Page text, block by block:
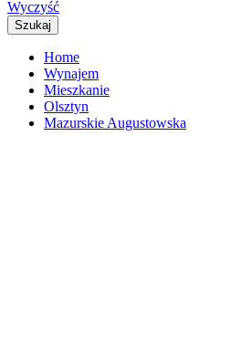
Wyczyść
Szukaj
Home
Wynajem
Mieszkanie
Olsztyn
Mazurskie Augustowska